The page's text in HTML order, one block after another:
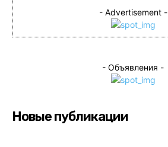
- Advertisement -
- Объявления -
Новые публикации